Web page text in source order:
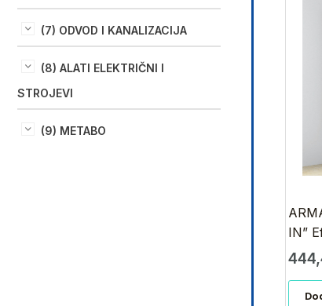
(7) ODVOD I KANALIZACIJA
(8) ALATI ELEKTRIČNI I
STROJEVI
(9) METABO
IN”